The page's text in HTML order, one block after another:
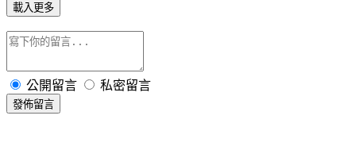
載入更多
公開留言 私密留言
發佈留言